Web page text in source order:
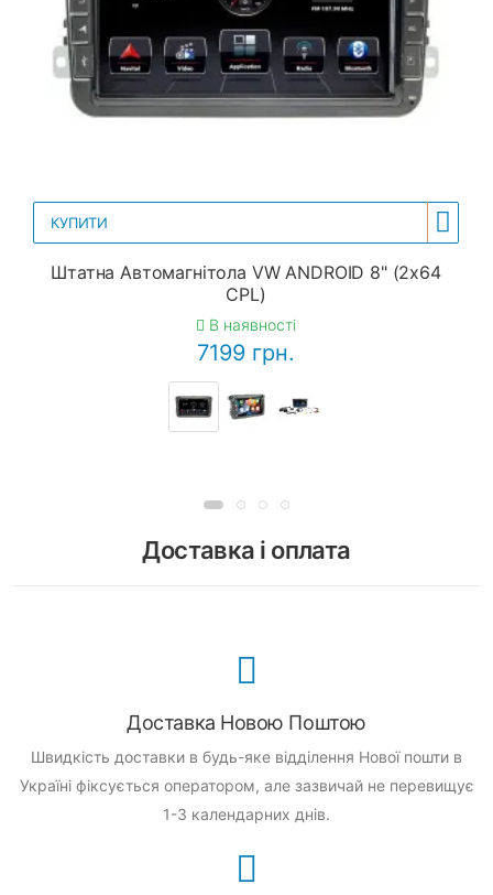
КУПИТИ
Штатна Автомагнітола VW ANDROID 8" (2x64
CPL)
В наявності
7199 грн.
Доставка і оплата
Доставка Новою Поштою
Швидкість доставки в будь-яке відділення Нової пошти в
Україні фіксується оператором, але зазвичай не перевищує
1-3 календарних днів.